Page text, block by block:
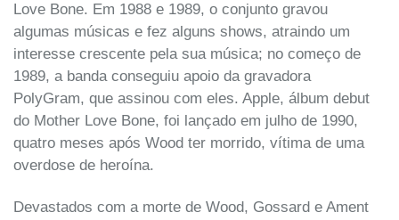
Love Bone. Em 1988 e 1989, o conjunto gravou
algumas músicas e fez alguns shows, atraindo um
interesse crescente pela sua música; no começo de
1989, a banda conseguiu apoio da gravadora
PolyGram, que assinou com eles. Apple, álbum debut
do Mother Love Bone, foi lançado em julho de 1990,
quatro meses após Wood ter morrido, vítima de uma
overdose de heroína.
Devastados com a morte de Wood, Gossard e Ament